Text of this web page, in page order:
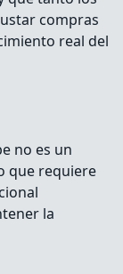
compras
real del
no es un
que requiere
la